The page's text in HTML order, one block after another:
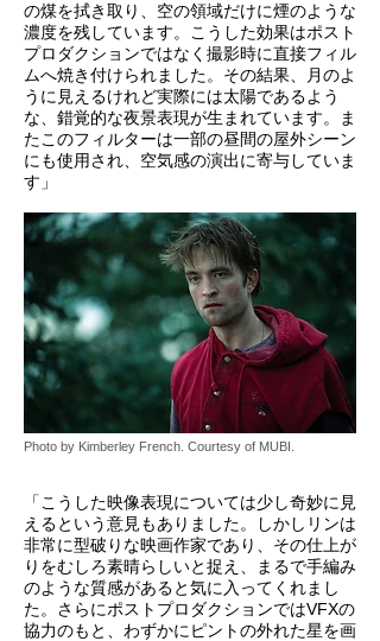
の煤を拭き取り、空の領域だけに煙のような
濃度を残しています。こうした効果はポスト
プロダクションではなく撮影時に直接フィル
ムへ焼き付けられました。その結果、月のよ
うに見えるけれど実際には太陽であるよう
な、錯覚的な夜景表現が生まれています。ま
たこのフィルターは一部の昼間の屋外シーン
にも使用され、空気感の演出に寄与していま
す」
Photo by Kimberley French. Courtesy of MUBI.
「こうした映像表現については少し奇妙に見
えるという意見もありました。しかしリンは
非常に型破りな映画作家であり、その仕上が
りをむしろ素晴らしいと捉え、まるで手編み
のような質感があると気に入ってくれまし
た。さらにポストプロダクションではVFXの
協力のもと、わずかにピントの外れた星を画